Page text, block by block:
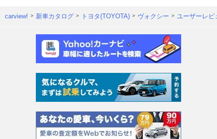
carview! 新車カタログ トヨタ(TOYOTA) ヴォクシー ユーザーレビ